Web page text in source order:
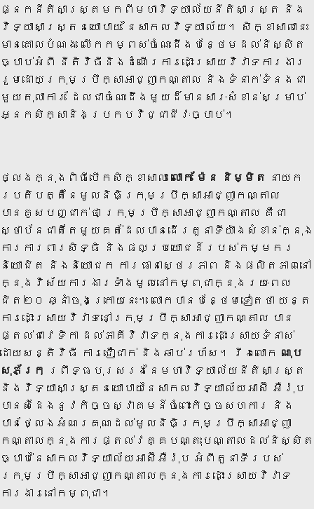
ផ្នែកនីតិសាស្ត្រមកពីមហាវិទ្យាល័យនីតិសាស្រ្ត និង
វិទ្យាសាស្រ្តនយោបាយ នៃសាកលវិទ្យាល័យ។ សិក្ខាសាលានេះ
មានគោលបំណង លើកកម្ពស់ចំណេះដឹងបន្ថែមដល់និស្សិត
ច្បាប់អំពី នីតិវិធីនិងដំណើរការដោះស្រាយវិវាទការងារ
រួមដោយក្រុមប្រឹក្សាអាជ្ញាកណ្តាល និងទំនាក់ទំនងជា
មួយតុលាការ ដែលជាចំណេះដឹងមួយដ៏មានសារៈសំខាន់​សម្រាប់​​
អ្នក​សិក្សា​និងប្រកបវិជ្ជាជីវៈច្បាប់។
ថ្លែងក្នុងពិធីបើកសិក្ខាសាលាលោក ម៉ែន និម្មិត នាយក
ប្រតិបត្តិនៃមូលនិធិក្រុមប្រឹក្សាអាជ្ញាកណ្តាល
បានគូសបញ្ជាក់ថា ក្រុមប្រឹក្សាអាជ្ញាកណ្តាល គឺជា
ស្ថាប័នជាតិតែមួយគត់​ដែល​​បាន​ដើរតួនាទីយ៉ាង​​សំខាន់ក្នុង
ការការពារសិទ្ធិ និងផលប្រយោជន៍​របស់កម្មករ
និយោជិត និងនិយោជក ការធានាស្ថេរភាព និងផលិតភាពនៅ
ក្នុងវិស័យការងារទាំងមូលនៅកម្ពុជាក្នុងរយៈពេល
ជិត២០ ឆ្នាំចុងក្រោយនេះ។ លោកបានបន្ថែមទៀតថា យន្ត
ការដោះស្រាយវិវាទនៅក្រុមប្រឹក្សាអាជ្ញាកណ្តាល បាន
ផ្តល់ជាវេទិកា ដល់ភាគីវិវាទក្នុងការ​ដោះស្រាយ​ទំនាស់​
ដោយសន្តិវិធី ការជឿជាក់ និងឆាប់រហ័ស។ រីឯលោក ណុប
សុភ័ក្រ ព្រឹទ្ធបុរសរងនៃមហាវិទ្យាល័យនីតិសាស្រ្ត
និងវិទ្យាសាស្រ្តនយោបាយនៃសាកលវិទ្យាល័យអាស៊ី អឺរ៉ុប
បានសំដែង​នូវ​កិច្ច​ស្វាគមន៍ចំពោះកិច្ចសហការ និង
បានថ្លែងអំណរគុណដល់មូលនិធិក្រុមប្រឹក្សាអាជ្ញា
កណ្តាល​ក្នុងការផ្តល់វគ្គបណ្តុះបណ្តាលដល់និស្សិត
ច្បាប់នៃសាកលវិទ្យាល័យអាស៊ីអឺរ៉ុប អំពីតួនាទីរបស់
ក្រុមប្រឹក្សាអាជ្ញាកណ្តាលក្នុងការដោះ​ស្រាយ​វិវាទ
ការងារនៅកម្ពុជា។